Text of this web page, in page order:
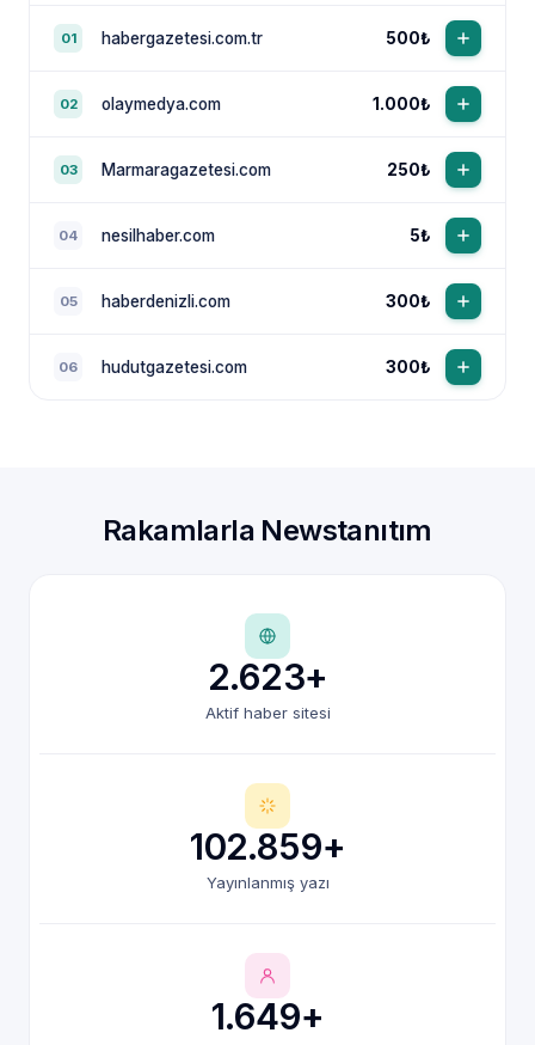
01 habergazetesi.com.tr 500₺
02 olaymedya.com 1.000₺
03 Marmaragazetesi.com 250₺
04 nesilhaber.com 5₺
05 haberdenizli.com 300₺
06 hudutgazetesi.com 300₺
Rakamlarla Newstanıtım
2.623+
Aktif haber sitesi
102.859+
Yayınlanmış yazı
1.649+